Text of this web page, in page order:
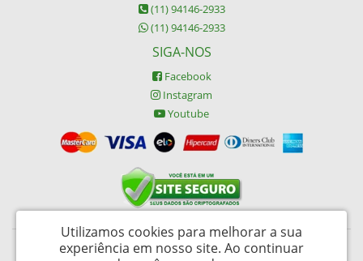
(11) 94146-2933
(11) 94146-2933
SIGA-NOS
Facebook
Instagram
Youtube
Buypack Brasil Descartáveis Ltda - CNPJ: 06.002.162/0001-45
Utilizamos cookies para melhorar a sua
experiência em nosso site. Ao continuar